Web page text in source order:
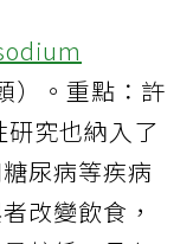
）。重點：許
究也納入了
尿病等疾病
改變飲食，